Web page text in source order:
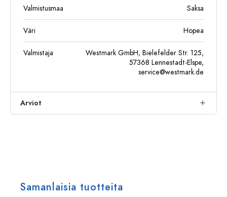
Valmistusmaa Saksa
Väri Hopea
Valmistaja
Westmark GmbH, Bielefelder Str. 125,
57368 Lennestadt-Elspe,
service@westmark.de
Arviot
Samanlaisia tuotteita